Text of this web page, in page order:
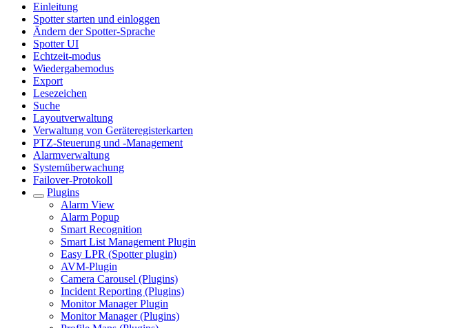
Einleitung
Spotter starten und einloggen
Ändern der Spotter-Sprache
Spotter UI
Echtzeit-modus
Wiedergabemodus
Export
Lesezeichen
Suche
Layoutverwaltung
Verwaltung von Geräteregisterkarten
PTZ-Steuerung und -Management
Alarmverwaltung
Systemüberwachung
Failover-Protokoll
Plugins
Alarm View
Alarm Popup
Smart Recognition
Smart List Management Plugin
Easy LPR (Spotter plugin)
AVM-Plugin
Camera Carousel (Plugins)
Incident Reporting (Plugins)
Monitor Manager Plugin
Monitor Manager (Plugins)